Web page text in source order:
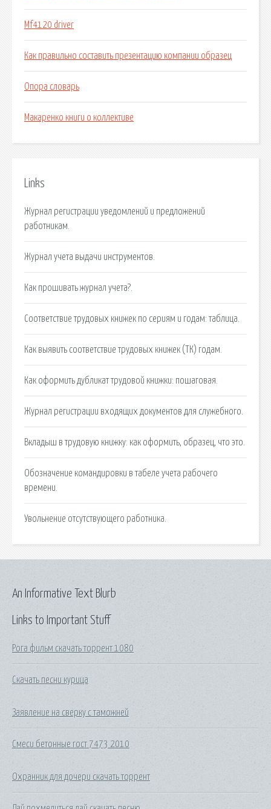
Mf4120 driver
Как правильно составить презентацию компании образец
Опора словарь
Макаренко книги о коллективе
Links
Журнал регистрации уведомлений и предложений
работникам.
Журнал учета выдачи инструментов.
Как прошивать журнал учета?.
Соответствие трудовых книжек по сериям и годам: таблица.
Как выявить соответствие трудовых книжек (ТК) годам.
Как оформить дубликат трудовой книжки: пошаговая.
Журнал регистрации входящих документов для служебного.
Вкладыш в трудовую книжку: как оформить, образец, что это.
Обозначение командировки в табеле учета рабочего
времени.
Увольнение отсутствующего работника.
Links to Important Stuff
Рога фильм скачать торрент 1080
Скачать песни курица
Заявление на сверку с таможней
Смеси бетонные гост 7473 2010
Охранник для дочери скачать торрент
An Informative Text Blurb